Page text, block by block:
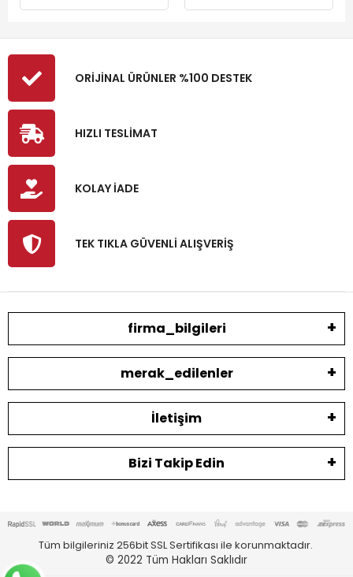
ORİJİNAL ÜRÜNLER %100 DESTEK
HIZLI TESLİMAT
KOLAY İADE
TEK TIKLA GÜVENLİ ALIŞVERİŞ
firma_bilgileri
merak_edilenler
İletişim
Bizi Takip Edin
Tüm bilgileriniz 256bit SSL Sertifikası ile korunmaktadır.
© 2022 Tüm Hakları Saklıdır